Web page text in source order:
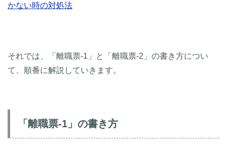
かない時の対処法
それでは、「離職票-1」と「離職票-2」の書き方につい
て、順番に解説していきます。
「離職票-1」の書き方